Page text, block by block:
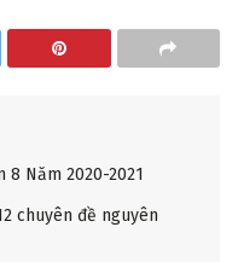
8 Năm 2020-2021
chuyên đề nguyên